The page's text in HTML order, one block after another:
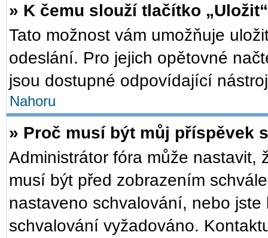
» K čemu slouží tlačítko
Tato možnost vám umožňuje
odeslání. Pro jejich opětovné
jsou dostupné odpovídající
Nahoru
» Proč musí být můj příspěvek
Administrátor fóra může nastavit,
musí být před zobrazením
nastaveno schvalování, nebo
schvalování vyžadováno.